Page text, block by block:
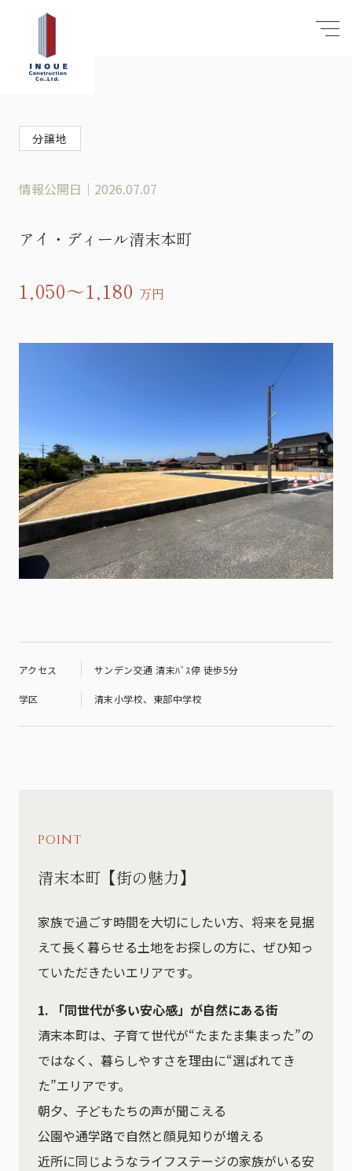
分譲地
情報公開日｜2026.07.07
アイ・ディール清末本町
1,050～1,180 万円
アクセス サンデン交通 清末ﾊﾞｽ停 徒歩5分
学区 清末小学校、東部中学校
POINT
清末本町【街の魅力】
家族で過ごす時間を大切にしたい方、将来を見据
えて長く暮らせる土地をお探しの方に、ぜひ知っ
ていただきたいエリアです。
1. 「同世代が多い安心感」が自然にある街
清末本町は、子育て世代が“たまたま集まった”の
ではなく、暮らしやすさを理由に“選ばれてき
た”エリアです。
朝夕、子どもたちの声が聞こえる
公園や通学路で自然と顔見知りが増える
近所に同じようなライフステージの家族がいる安